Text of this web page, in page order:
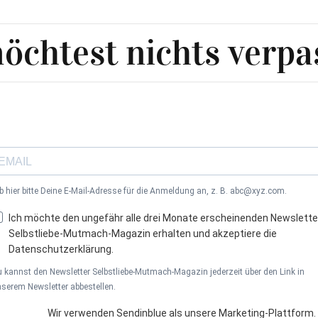
nichts
hier bitte Deine E-Mail-Adresse für die Anmeldung an, z. B. abc@xyz.com.
Ich möchte den ungefähr alle drei Monate erscheinenden
Selbstliebe-Mutmach-Magazin erhalten und akzeptiere die
Datenschutzerklärung.
kannst den Newsletter Selbstliebe-Mutmach-Magazin jederzeit über den Link in
Newsletter abbestellen.
Wir verwenden Sendinblue als unsere Marketing-Plattform.